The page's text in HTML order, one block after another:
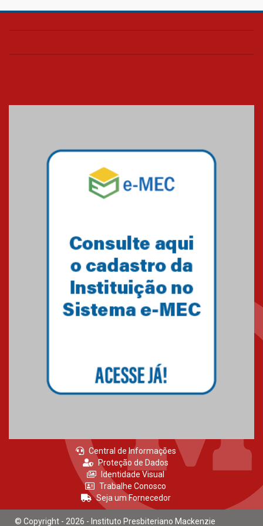
Central de Informações
Proteção de Dados
Identidade Visual
Trabalhe Conosco
Seja um Fornecedor
© Copyright - 2026 - Instituto Presbiteriano Mackenzie